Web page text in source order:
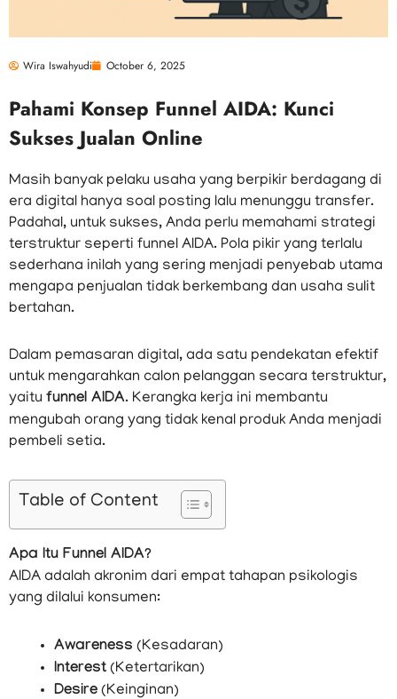
Wira Iswahyudi October 6, 2025
Pahami Konsep Funnel AIDA: Kunci
Sukses Jualan Online
Masih banyak pelaku usaha yang berpikir berdagang di
era digital hanya soal posting lalu menunggu transfer.
Padahal, untuk sukses, Anda perlu memahami strategi
terstruktur seperti funnel AIDA. Pola pikir yang terlalu
sederhana inilah yang sering menjadi penyebab utama
mengapa penjualan tidak berkembang dan usaha sulit
bertahan.
Dalam pemasaran digital, ada satu pendekatan efektif
untuk mengarahkan calon pelanggan secara terstruktur,
yaitu funnel AIDA. Kerangka kerja ini membantu
mengubah orang yang tidak kenal produk Anda menjadi
pembeli setia.
Table of Content
Apa Itu Funnel AIDA?
AIDA adalah akronim dari empat tahapan psikologis
yang dilalui konsumen:
Awareness (Kesadaran)
Interest (Ketertarikan)
Desire (Keinginan)